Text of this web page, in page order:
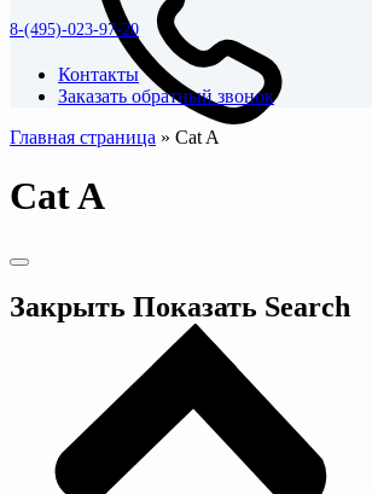
8-(495)-023-97-20
Контакты
Заказать обратный звонок
Главная страница » Cat A
Cat A
Закрыть Показать Search